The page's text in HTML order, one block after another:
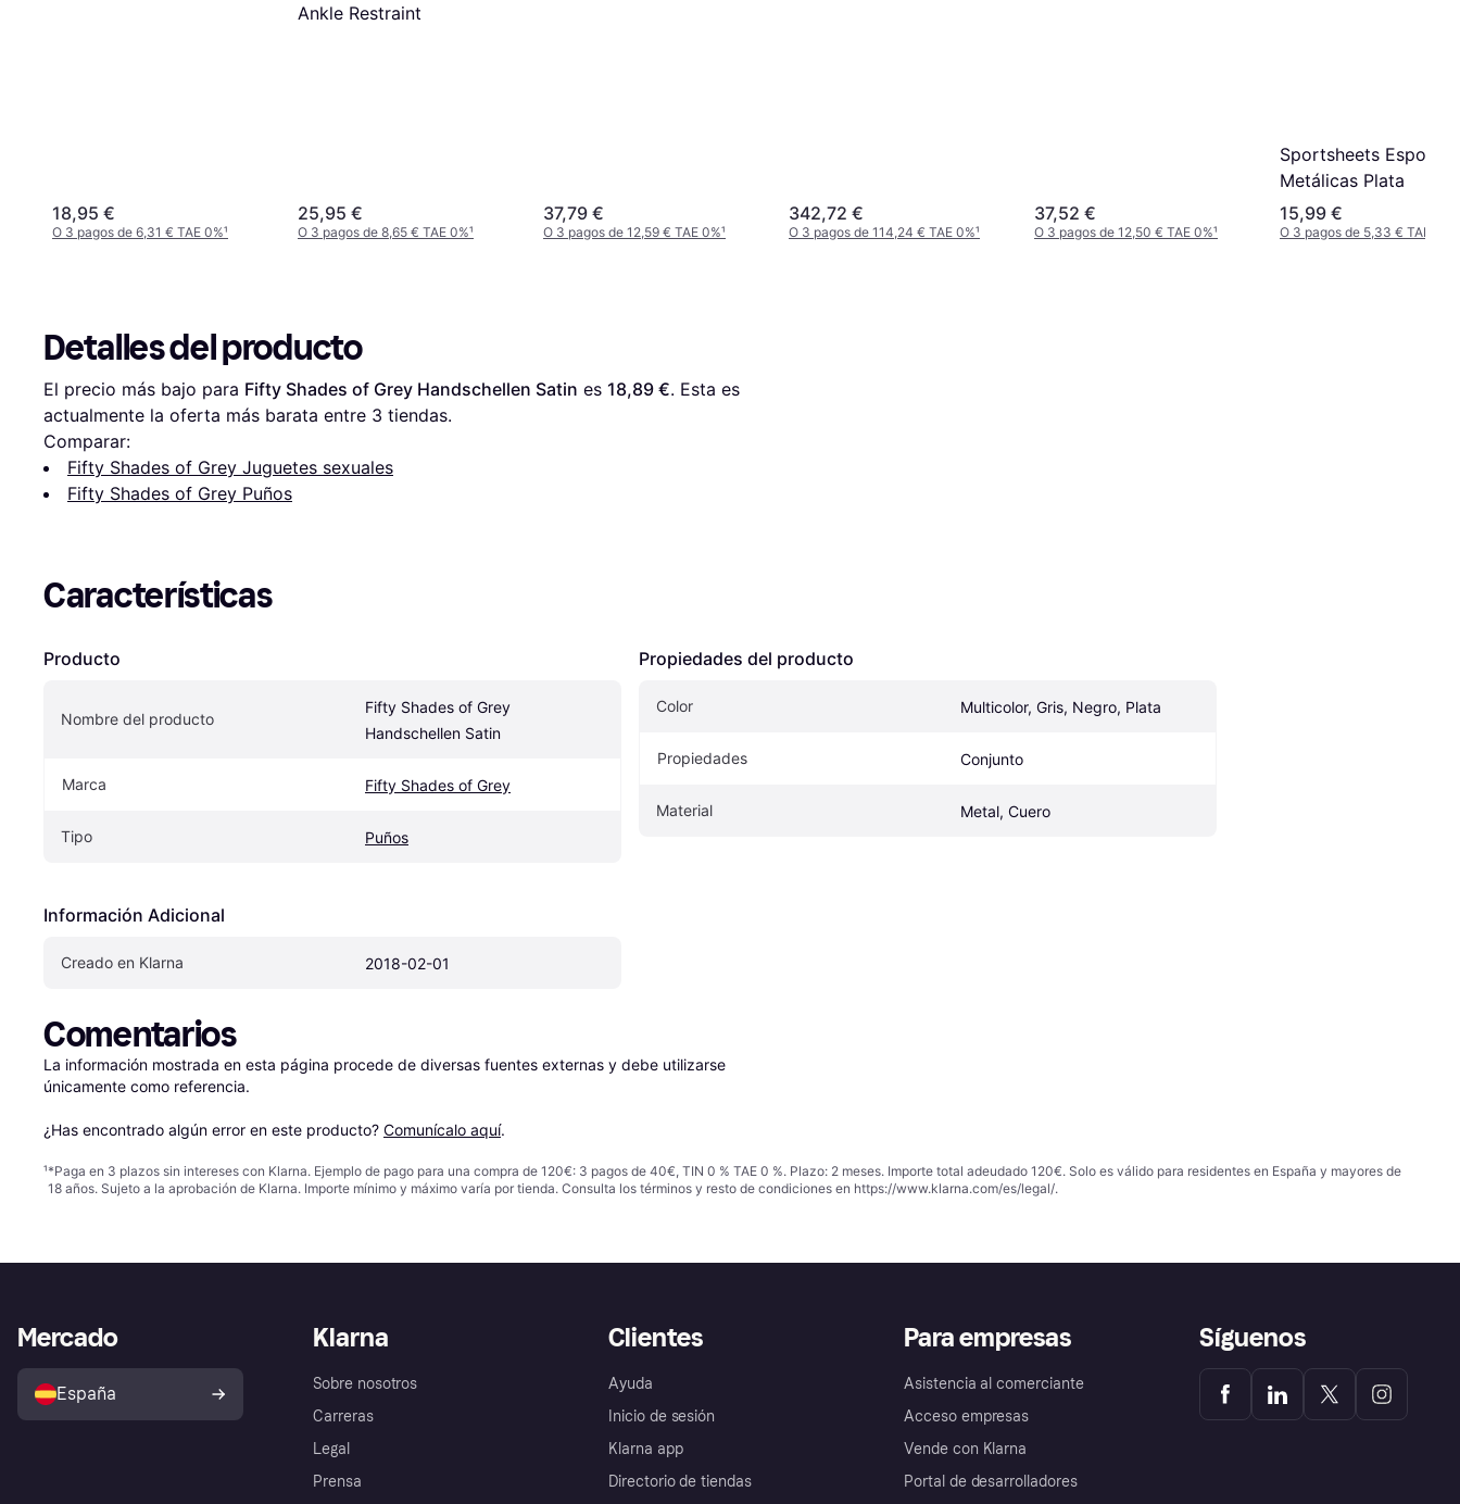
18,95 €
O 3 pagos de 6,31 € TAE 0%¹
Ankle Restraint
25,95 €
O 3 pagos de 8,65 € TAE 0%¹
37,79 €
O 3 pagos de 12,59 € TAE 0%¹
342,72 €
O 3 pagos de 114,24 € TAE 0%¹
37,52 €
O 3 pagos de 12,50 € TAE 0%¹
Sportsheets Esposas
Metálicas Plata
15,99 €
O 3 pagos de 5,33 € TAE 0%
Detalles del producto
El precio más bajo para Fifty Shades of Grey Handschellen Satin es 18,89 €. Esta es
actualmente la oferta más barata entre 3 tiendas.
Comparar:
Fifty Shades of Grey Juguetes sexuales
Fifty Shades of Grey Puños
Características
Producto
Nombre del producto
Fifty Shades of Grey
Handschellen Satin
Marca Fifty Shades of Grey
Tipo Puños
Información Adicional
Creado en Klarna 2018-02-01
Propiedades del producto
Color Multicolor, Gris, Negro, Plata
Propiedades Conjunto
Material Metal, Cuero
Comentarios
La información mostrada en esta página procede de diversas fuentes externas y debe utilizarse
únicamente como referencia.
¿Has encontrado algún error en este producto? Comunícalo aquí.
¹*Paga en 3 plazos sin intereses con Klarna. Ejemplo de pago para una compra de 120€: 3 pagos de 40€, TIN 0 % TAE 0 %. Plazo: 2 meses. Importe total adeudado 120€. Solo es válido para residentes en España y mayores de
18 años. Sujeto a la aprobación de Klarna. Importe mínimo y máximo varía por tienda. Consulta los términos y resto de condiciones en https://www.klarna.com/es/legal/.
Klarna
Sobre nosotros
Carreras
Legal
Prensa
Clientes
Ayuda
Inicio de sesión
Klarna app
Directorio de tiendas
Para empresas
Asistencia al comerciante
Acceso empresas
Vende con Klarna
Portal de desarrolladores
Mercado
España
Síguenos